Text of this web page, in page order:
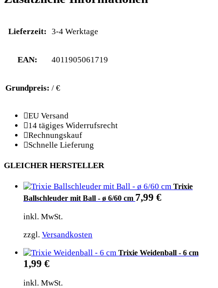
Lieferzeit: 3-4 Werktage
EAN: 4011905061719
Grundpreis: / €
EU Versand
14 tägiges Widerrufsrecht
Rechnungskauf
Schnelle Lieferung
GLEICHER HERSTELLER
Trixie
Ballschleuder mit Ball - ø 6/60 cm 7,99 €
inkl. MwSt.
zzgl. Versandkosten
Trixie Weidenball - 6 cm
1,99 €
inkl. MwSt.